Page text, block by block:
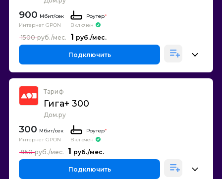
900
Интернет GPON
Роутер*
Включен
1
1500
Подключить
Тариф
Гига+ 300
Дом.ру
300
Интернет GPON
Роутер*
Включен
1
950
Подключить